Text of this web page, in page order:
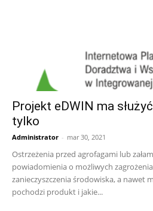
Projekt eDWIN ma
tylko
Administrator - mar 30, 2021
Ostrzeżenia przed agrofagami lub
powiadomienia o możliwych
zanieczyszczenia środowiska, a nawet
pochodzi produkt i jakie...